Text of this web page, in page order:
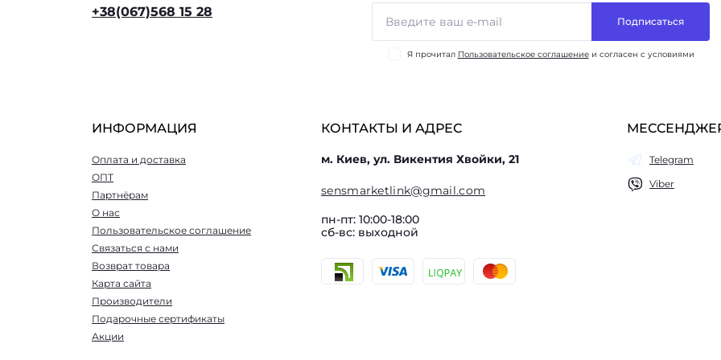
+38(067)568 15 28
Подписаться
Я прочитал Пользовательское соглашениеи согласен с условиями
ИНФОРМАЦИЯ
Оплата и доставка
ОПТ
Партнёрам
О нас
Пользовательское соглашение
Связаться с нами
Возврат товара
Карта сайта
Производители
Подарочные сертификаты
Акции
КОНТАКТЫ И АДРЕС
м. Киев, ул. Викентия Хвойки, 21
sensmarketlink@gmail.com
пн-пт: 10:00-18:00
сб-вс: выходной
Telegram
Viber